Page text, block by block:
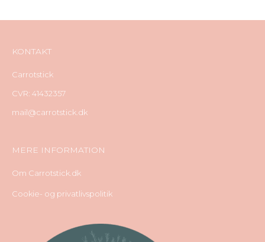
KONTAKT
Carrotstick
CVR: 41432357
mail@carrotstick.dk
MERE INFORMATION
Om Carrotstick.dk
Cookie- og privatlivspolitik